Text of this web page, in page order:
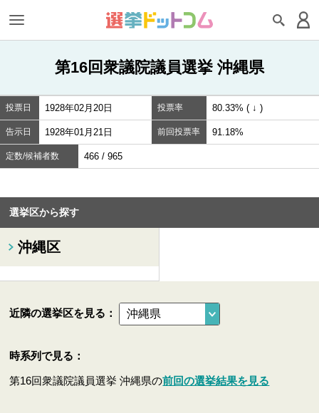
第16回衆議院議員選挙 沖縄県
投票日 1928年02月20日 投票率 80.33% ( ↓ )
告示日 1928年01月21日 前回投票率 91.18%
定数/候補者数 466 / 965
選挙区から探す
沖縄区
近隣の選挙区を見る：
時系列で見る：
第16回衆議院議員選挙 沖縄県の前回の選挙結果を見る